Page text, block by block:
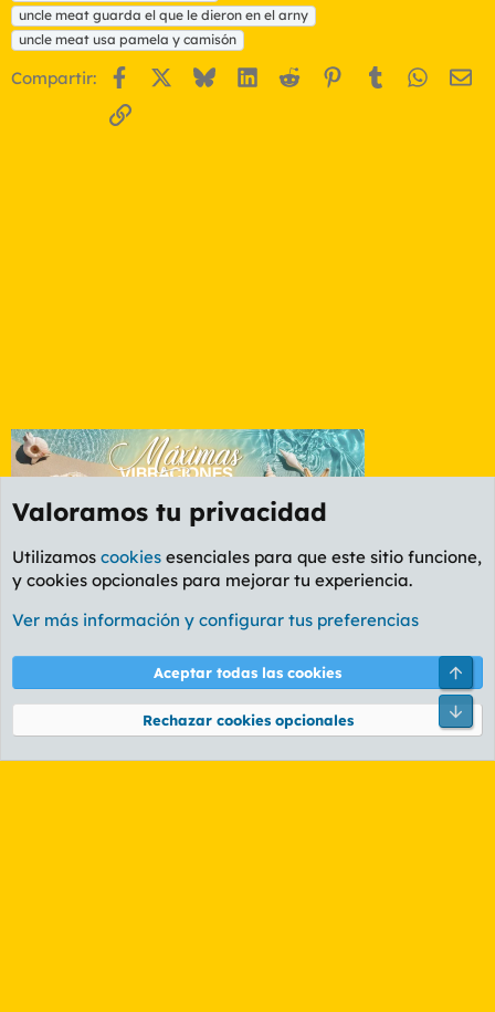
uncle meat guarda el que le dieron en el arny
uncle meat usa pamela y camisón
Compartir: Facebook BlueskyLinkedIn
Reddit Pinterest
Tumblr
Enlace
Foro General
Cookies
PL OLDSTYLE AMARILLO
Términos y reglas Política de privacidad Ayuda
Community platform by XenForo® © 2010-2026 XenForo Ltd.
Valoramos tu privacidad
Utilizamos cookies esenciales para que este sitio funcione,
y cookies opcionales para mejorar tu experiencia.
Ver más información y configurar tus preferencias
Aceptar todas las cookies
Rechazar cookies opcionales
Pie